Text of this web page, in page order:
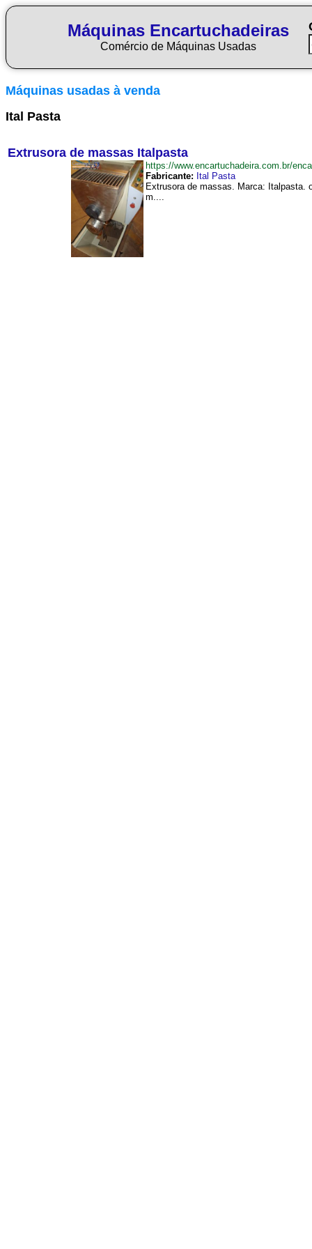
Máquinas Encartuchadeiras
Comércio de Máquinas Usadas
Máquinas usadas à venda
Ital Pasta
Extrusora de massas Italpasta
https://www.encartuchadeira.com.br/
Fabricante: Ital Pasta
Extrusora de massas. Marca: Italpasta.
m....